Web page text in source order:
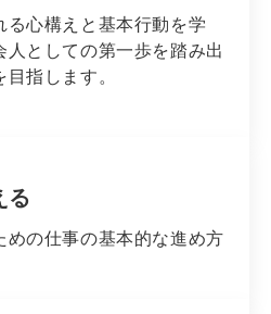
心構えと基本行動を学
としての第一歩を踏み出
指します。
る
の仕事の基本的な進め方